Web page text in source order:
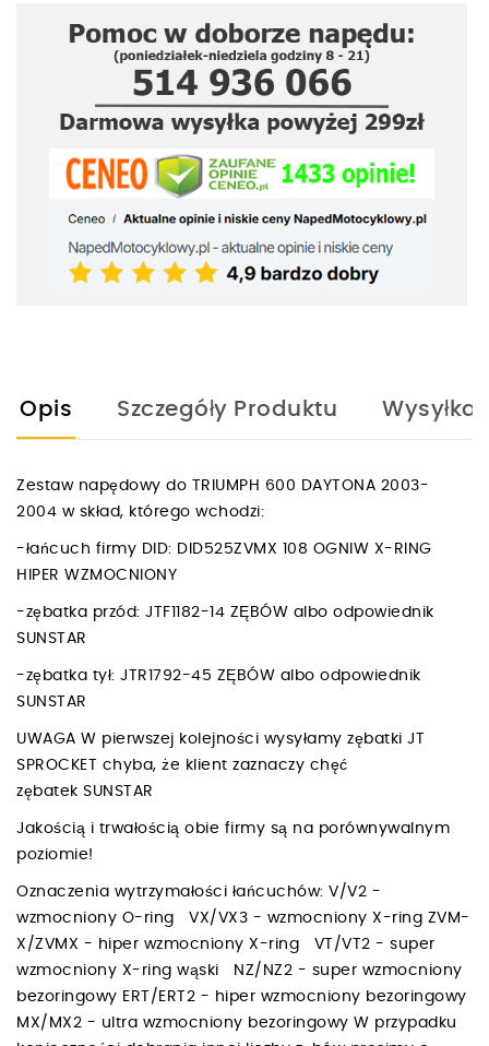
Opis Szczegóły Produktu Wysyłka
Zestaw napędowy do TRIUMPH 600 DAYTONA 2003-
2004 w skład, którego wchodzi:
-łańcuch firmy DID: DID525ZVMX 108 OGNIW X-RING
HIPER WZMOCNIONY
-zębatka przód: JTF1182-14 ZĘBÓW albo odpowiednik
SUNSTAR
-zębatka tył: JTR1792-45 ZĘBÓW albo odpowiednik
SUNSTAR
UWAGA W pierwszej kolejności wysyłamy zębatki JT
SPROCKET chyba, że klient zaznaczy chęć
zębatek SUNSTAR
Jakością i trwałością obie firmy są na porównywalnym
poziomie!
Oznaczenia wytrzymałości łańcuchów: V/V2 -
wzmocniony O-ring VX/VX3 - wzmocniony X-ring ZVM-
X/ZVMX - hiper wzmocniony X-ring VT/VT2 - super
wzmocniony X-ring wąski NZ/NZ2 - super wzmocniony
bezoringowy ERT/ERT2 - hiper wzmocniony bezoringowy
MX/MX2 - ultra wzmocniony bezoringowy W przypadku